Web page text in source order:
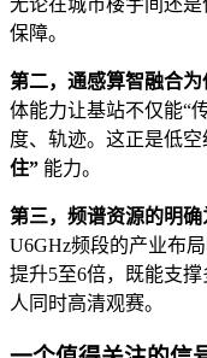
保障。
第二，通感算智融合为
体能力让基站不仅能“
度、轨迹。这正是低
住” 能力。
第三，频谱资源的明确
U6GHz频段的产业布
提升5至6倍，既能支
人同时高清观赛。